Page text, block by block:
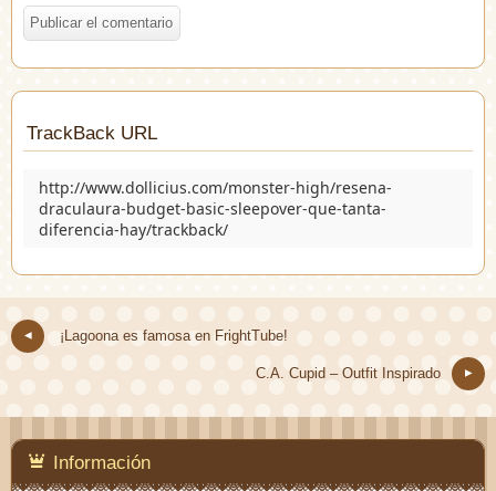
TrackBack URL
http://www.dollicius.com/monster-high/resena-
draculaura-budget-basic-sleepover-que-tanta-
diferencia-hay/trackback/
¡Lagoona es famosa en FrightTube!
C.A. Cupid – Outfit Inspirado
Información